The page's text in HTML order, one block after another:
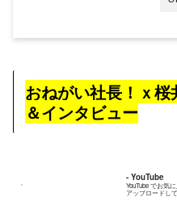
おねがい社長！ｘ
＆インタビュー
- YouTube
YouTube でお気
アップロードし